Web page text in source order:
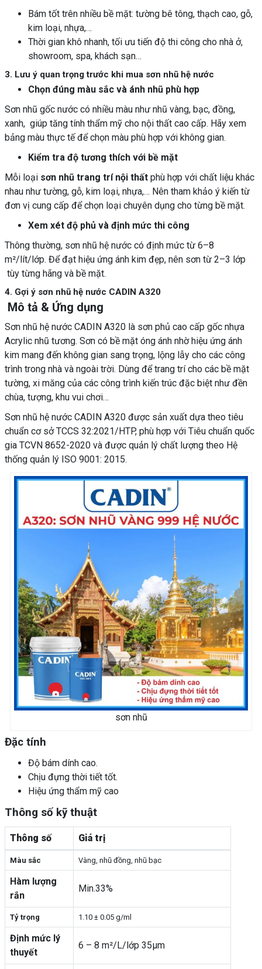
Bám tốt trên nhiều bề mặt: tường bê tông, thạch cao, gỗ,
kim loại, nhựa,…
Thời gian khô nhanh, tối ưu tiến độ thi công cho nhà ở,
showroom, spa, khách sạn…
3. Lưu ý quan trọng trước khi mua sơn nhũ hệ nước
Chọn đúng màu sắc và ánh nhũ phù hợp
Sơn nhũ gốc nước có nhiều màu như nhũ vàng, bạc, đồng,
xanh, giúp tăng tính thẩm mỹ cho nội thất cao cấp. Hãy xem
bảng màu thực tế để chọn màu phù hợp với không gian.
Kiểm tra độ tương thích với bề mặt
Mỗi loại sơn nhũ trang trí nội thất phù hợp với chất liệu khác
nhau như tường, gỗ, kim loại, nhựa,… Nên tham khảo ý kiến từ
đơn vị cung cấp để chọn loại chuyên dụng cho từng bề mặt.
Xem xét độ phủ và định mức thi công
Thông thường, sơn nhũ hệ nước có định mức từ 6–8
m²/lít/lớp. Để đạt hiệu ứng ánh kim đẹp, nên sơn từ 2–3 lớp
tùy từng hãng và bề mặt.
4. Gợi ý sơn nhũ hệ nước CADIN A320
Mô tả & Ứng dụng
Sơn nhũ hệ nước CADIN A320 là sơn phủ cao cấp gốc nhựa
Acrylic nhũ tương. Sơn có bề mặt óng ánh nhờ hiệu ứng ánh
kim mang đến không gian sang trọng, lộng lẫy cho các công
trình trong nhà và ngoài trời. Dùng để trang trí cho các bề mặt
tường, xi măng của các công trình kiến trúc đặc biệt như đền
chùa, tượng, khu vui chơi…
Sơn nhũ hệ nước CADIN A320 được sản xuất dựa theo tiêu
chuẩn cơ sở TCCS 32:2021/HTP, phù hợp với Tiêu chuẩn quốc
gia TCVN 8652-2020 và được quản lý chất lượng theo Hệ
thống quản lý ISO 9001: 2015.
sơn nhũ
Đặc tính
Độ bám dính cao.
Chịu đựng thời tiết tốt.
Hiệu ứng thẩm mỹ cao
Thông số kỹ thuật
Thông số Giá trị
Màu sắc Vàng, nhũ đồng, nhũ bạc
Hàm lượng
rắn
Min.33%
Tỷ trọng 1.10 ± 0.05 g/ml
Định mức lý
thuyết
6 – 8 m²/L/lớp 35µm